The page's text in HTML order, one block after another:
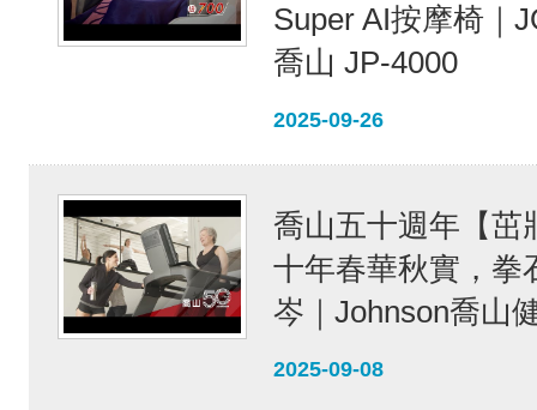
Super AI按摩椅｜
喬山 JP-4000
2025-09-26
喬山五十週年【茁
十年春華秋實，拳
岑｜Johnson喬山
2025-09-08